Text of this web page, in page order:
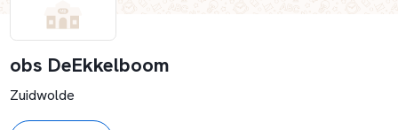
obs DeEkkelboom
Zuidwolde